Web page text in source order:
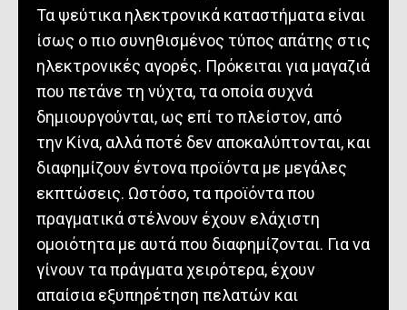
Τα ψεύτικα ηλεκτρονικά καταστήματα είναι
ίσως ο πιο συνηθισμένος τύπος απάτης στις
ηλεκτρονικές αγορές. Πρόκειται για μαγαζιά
που πετάνε τη νύχτα, τα οποία συχνά
δημιουργούνται, ως επί το πλείστον, από
την Κίνα, αλλά ποτέ δεν αποκαλύπτονται, και
διαφημίζουν έντονα προϊόντα με μεγάλες
εκπτώσεις. Ωστόσο, τα προϊόντα που
πραγματικά στέλνουν έχουν ελάχιστη
ομοιότητα με αυτά που διαφημίζονται. Για να
γίνουν τα πράγματα χειρότερα, έχουν
απαίσια εξυπηρέτηση πελατών και